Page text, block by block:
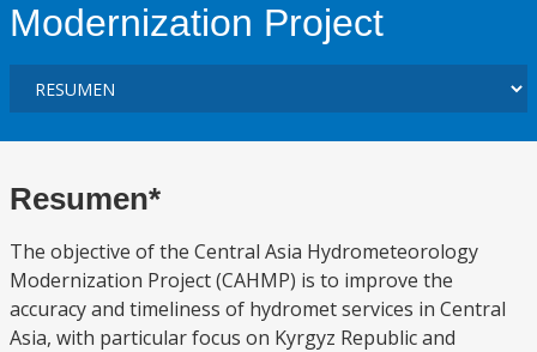
Modernization Project
Resumen*
The objective of the Central Asia Hydrometeorology
Modernization Project (CAHMP) is to improve the
accuracy and timeliness of hydromet services in Central
Asia, with particular focus on Kyrgyz Republic and